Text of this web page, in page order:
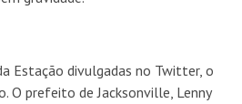
Estação divulgadas no Twitter, o
O prefeito de Jacksonville, Lenny